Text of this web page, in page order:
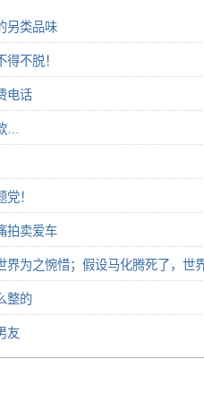
另类品味
不脱！
电话
…
！
拍卖爱车
界为之惋惜；假设马化腾死了，世
整的
友